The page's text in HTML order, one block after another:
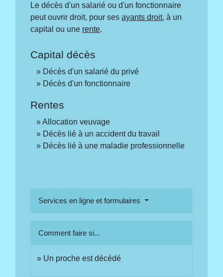
Le décès d'un salarié ou d'un fonctionnaire
peut ouvrir droit, pour sesayants droit, à un
capital ou une rente.
Capital décès
Décès d'un salarié du privé
Décès d'un fonctionnaire
Rentes
Allocation veuvage
Décès lié à un accident du travail
Décès lié à une maladie professionnelle
Services en ligne et formulaires
Comment faire si...
Un proche est décédé